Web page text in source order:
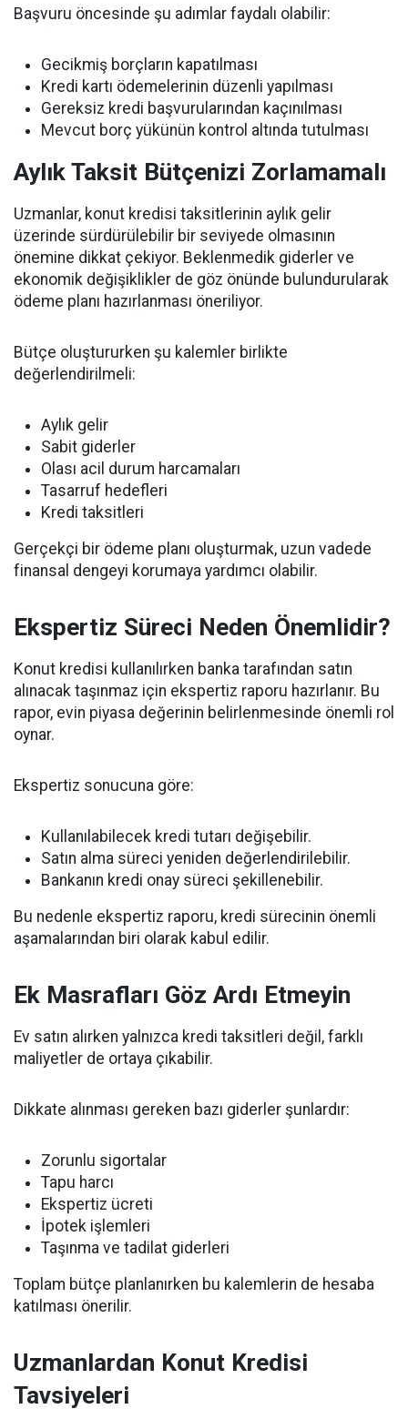
Başvuru öncesinde şu adımlar faydalı olabilir:
Gecikmiş borçların kapatılması
Kredi kartı ödemelerinin düzenli yapılması
Gereksiz kredi başvurularından kaçınılması
Mevcut borç yükünün kontrol altında tutulması
Aylık Taksit Bütçenizi Zorlamamalı
Uzmanlar, konut kredisi taksitlerinin aylık gelir
üzerinde sürdürülebilir bir seviyede olmasının
önemine dikkat çekiyor. Beklenmedik giderler ve
ekonomik değişiklikler de göz önünde bulundurularak
ödeme planı hazırlanması öneriliyor.
Bütçe oluştururken şu kalemler birlikte
değerlendirilmeli:
Aylık gelir
Sabit giderler
Olası acil durum harcamaları
Tasarruf hedefleri
Kredi taksitleri
Gerçekçi bir ödeme planı oluşturmak, uzun vadede
finansal dengeyi korumaya yardımcı olabilir.
Ekspertiz Süreci Neden Önemlidir?
Konut kredisi kullanılırken banka tarafından satın
alınacak taşınmaz için ekspertiz raporu hazırlanır. Bu
rapor, evin piyasa değerinin belirlenmesinde önemli rol
oynar.
Ekspertiz sonucuna göre:
Kullanılabilecek kredi tutarı değişebilir.
Satın alma süreci yeniden değerlendirilebilir.
Bankanın kredi onay süreci şekillenebilir.
Bu nedenle ekspertiz raporu, kredi sürecinin önemli
aşamalarından biri olarak kabul edilir.
Ek Masrafları Göz Ardı Etmeyin
Ev satın alırken yalnızca kredi taksitleri değil, farklı
maliyetler de ortaya çıkabilir.
Dikkate alınması gereken bazı giderler şunlardır:
Zorunlu sigortalar
Tapu harcı
Ekspertiz ücreti
İpotek işlemleri
Taşınma ve tadilat giderleri
Toplam bütçe planlanırken bu kalemlerin de hesaba
katılması önerilir.
Uzmanlardan Konut Kredisi
Tavsiyeleri